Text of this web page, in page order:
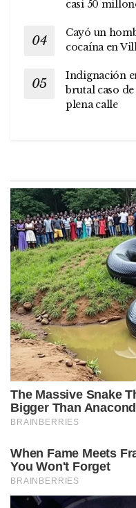
casi 50
Cayó un
cocaína en
Indignación
brutal caso
plena calle